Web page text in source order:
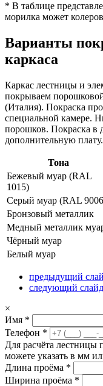
* В таблице
морилка может
Варианты
каркаса
Каркас лестницы и
покрываем
(Италия). Покраска
специальной камере.
порошков. Покраска в
дополнительную плату.
Тона
Бежевый муар (RAL
1015)
Серый муар (RAL
Бронзовый металлик
Медный металлик
Чёрный муар
Белый муар
предыдущий
следующий слайд
×
Имя *
Телефон *
Для расчёта лестницы
можете указать в мм
Длина проёма *
Ширина проёма *